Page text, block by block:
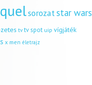
sorozatstar wars
tv tv spot uip vígjáték
x men életrajz